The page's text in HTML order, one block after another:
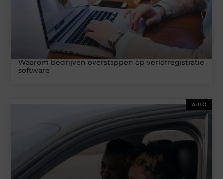
Waarom bedrijven overstappen op verlofregistratie
software
AUTO